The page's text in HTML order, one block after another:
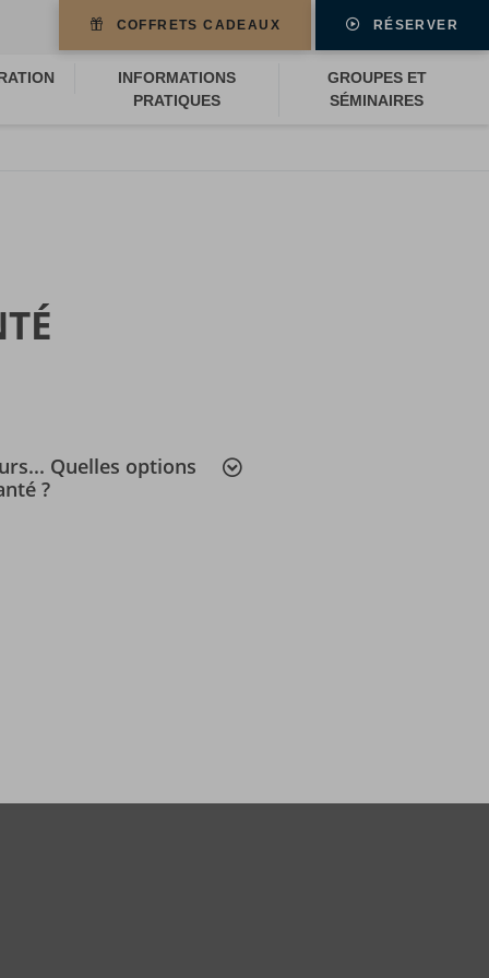
COFFRETS CADEAUX RÉSERVER
INFORMATIONS
PRATIQUES
GROUPES ET
SÉMINAIRES
Quelles options
?